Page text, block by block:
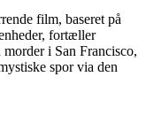
film, baseret på
fortæller
i San Francisco,
spor via den